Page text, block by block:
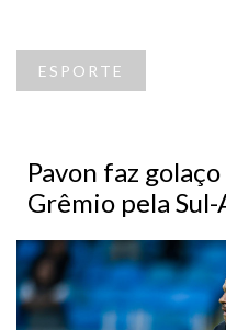
ESPORTE
Pavon faz
Grêmio pela